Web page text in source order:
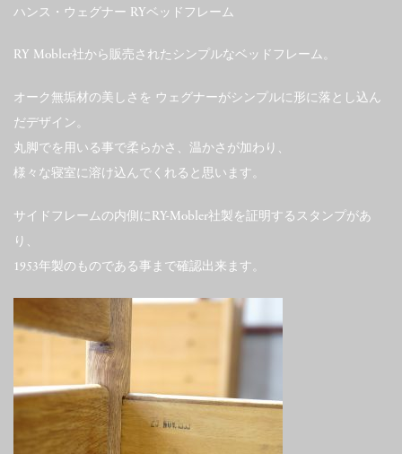
ハンス・ウェグナー RYベッドフレーム
RY Mobler社から販売されたシンプルなベッドフレーム。
オーク無垢材の美しさを ウェグナーがシンプルに形に落とし込ん
だデザイン。
丸脚でを用いる事で柔らかさ、温かさが加わり、
様々な寝室に溶け込んでくれると思います。
サイドフレームの内側にRY-Mobler社製を証明するスタンプがあ
り、
1953年製のものである事まで確認出来ます。